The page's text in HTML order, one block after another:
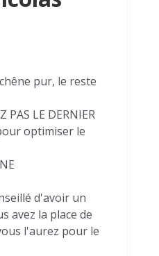
pur, le reste
PAS LE DERNIER
optimiser le
d'avoir un
avez la place de
l'aurez pour le